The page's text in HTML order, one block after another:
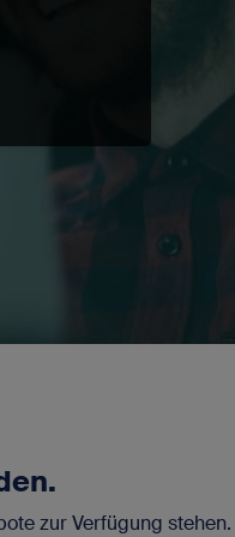
zur Verfügung stehen.